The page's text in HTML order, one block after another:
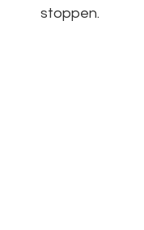
stoppen.